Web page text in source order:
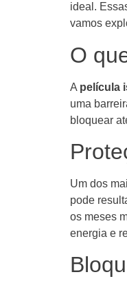
ideal.
vamos
O
A película
uma
bloquear
Um dos
pode
os meses
energia e